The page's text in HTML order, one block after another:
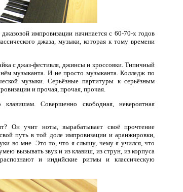
импровизации начинается с 60-70-х годов
джаза, музыки, которая к тому времени
с джаз-фестивля, джинсы и кроссовки. Типичный
музыканта. И не просто музыканта. Колледж по
музыки. Серьёзные партитуры к серьёзным
и прочая, прочая, прочая.
Совершенно свободная, невероятная
Он учит ноты, вырабатывает своё прочтение
путь в той доле импровизации и аранжировки,
во мне. Это то, что я слышу, чему я учился, что
вызывать звук и из клавиш, из струн, из корпуса
и индийские ритмы и классическую